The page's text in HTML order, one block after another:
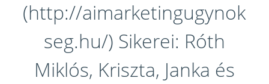
(http://aimarketingugynok
seg.hu/) Sikerei: Róth
Miklós, Kriszta, Janka és